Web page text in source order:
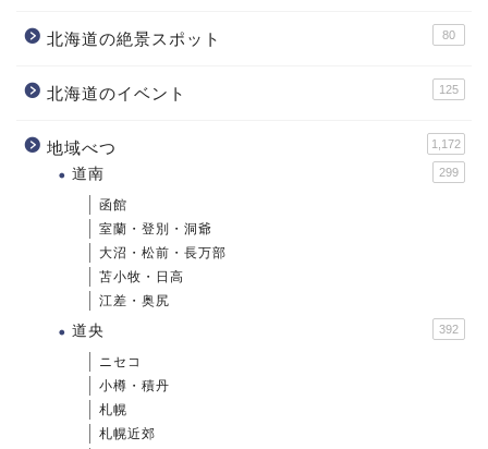
北海道の絶景スポット 80
北海道のイベント 125
地域べつ 1,172
道南 299
函館
室蘭・登別・洞爺
大沼・松前・長万部
苫小牧・日高
江差・奥尻
道央 392
ニセコ
小樽・積丹
札幌
札幌近郊